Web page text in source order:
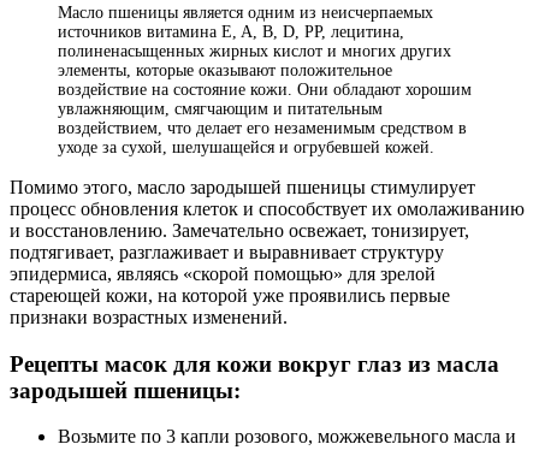
Масло пшеницы является одним из неисчерпаемых
источников витамина E, A, B, D, PP, лецитина,
полиненасыщенных жирных кислот и многих других
элементы, которые оказывают положительное
воздействие на состояние кожи. Они обладают хорошим
увлажняющим, смягчающим и питательным
воздействием, что делает его незаменимым средством в
уходе за сухой, шелушащейся и огрубевшей кожей.
Помимо этого, масло зародышей пшеницы стимулирует
процесс обновления клеток и способствует их омолаживанию
и восстановлению. Замечательно освежает, тонизирует,
подтягивает, разглаживает и выравнивает структуру
эпидермиса, являясь «скорой помощью» для зрелой
стареющей кожи, на которой уже проявились первые
признаки возрастных изменений.
Рецепты масок для кожи вокруг глаз из масла
зародышей пшеницы:
Возьмите по 3 капли розового, можжевельного масла и